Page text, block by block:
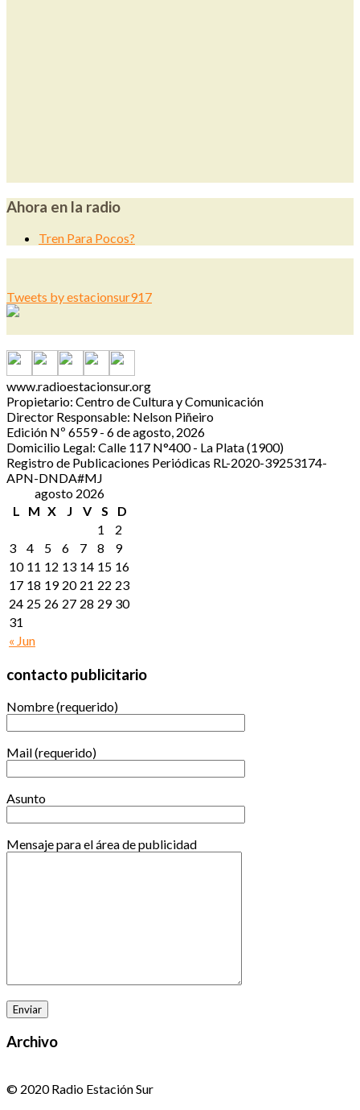
Ahora en la radio
Tren Para Pocos?
Tweets by estacionsur917
www.radioestacionsur.org
Propietario: Centro de Cultura y Comunicación
Director Responsable: Nelson Piñeiro
Edición Nº 6559 - 6 de agosto, 2026
Domicilio Legal: Calle 117 N°400 - La Plata (1900)
Registro de Publicaciones Periódicas RL-2020-39253174-
APN-DNDA#MJ
agosto 2026
L
M X J V S D
« Jun
1
2
3
4 5 6 7 8
9
10 11 12 13 14 15 16
17 18 19 20 21 22 23
24 25 26 27 28 29 30
31
contacto publicitario
Nombre (requerido)
Mail (requerido)
Asunto
Mensaje para el área de publicidad
Archivo
© 2020 Radio Estación Sur